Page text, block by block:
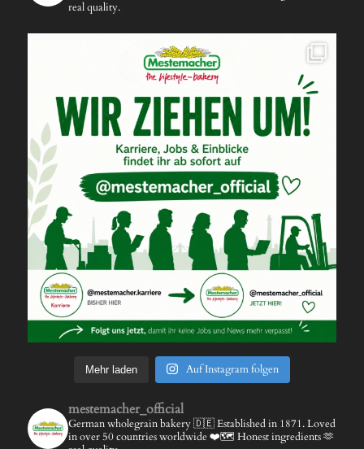
real quality.
Mehr laden Auf Instagram folgen
mestemacher_official
German wholegrain bakery 🇩🇪Established in 1871.Loved
in over 50 countries worldwide ❤️🗺️ Honest ingredients 🫶